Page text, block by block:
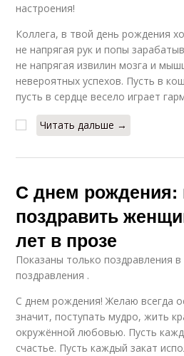
настроения!
Коллега, в твой день рождения
не напрягая рук и попы
не напрягая извилин мозга и
невероятных успехов. Пусть в
пусть в сердце весело играет
Читать дальше →
С днем рождения:
поздравить
лет в прозе
Показаны только поздравления
поздравления .
С днем рождения! Желаю всегда
значит, поступать мудро, жить
окружённой любовью. Пусть
счастье. Пусть каждый закат